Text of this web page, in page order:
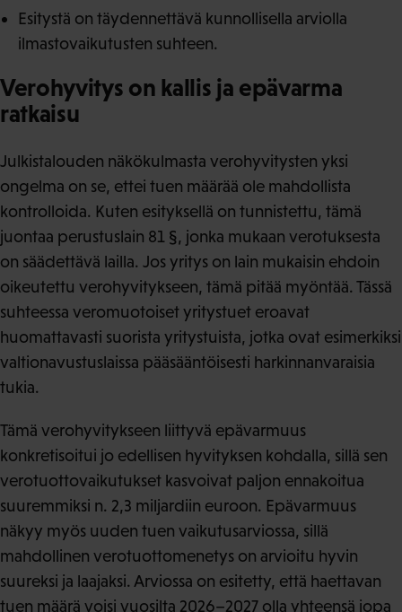
Esitystä on täydennettävä kunnollisella arviolla
ilmastovaikutusten suhteen.
Verohyvitys on kallis ja epävarma
ratkaisu
Julkistalouden näkökulmasta verohyvitysten yksi
ongelma on se, ettei tuen määrää ole mahdollista
kontrolloida. Kuten esityksellä on tunnistettu, tämä
juontaa perustuslain 81 §, jonka mukaan verotuksesta
on säädettävä lailla. Jos yritys on lain mukaisin ehdoin
oikeutettu verohyvitykseen, tämä pitää myöntää. Tässä
suhteessa veromuotoiset yritystuet eroavat
huomattavasti suorista yritystuista, jotka ovat esimerkiksi
valtionavustuslaissa pääsääntöisesti harkinnanvaraisia
tukia.
Tämä verohyvitykseen liittyvä epävarmuus
konkretisoitui jo edellisen hyvityksen kohdalla, sillä sen
verotuottovaikutukset kasvoivat paljon ennakoitua
suuremmiksi n. 2,3 miljardiin euroon. Epävarmuus
näkyy myös uuden tuen vaikutusarviossa, sillä
mahdollinen verotuottomenetys on arvioitu hyvin
suureksi ja laajaksi. Arviossa on esitetty, että haettavan
tuen määrä voisi vuosilta 2026–2027 olla yhteensä jopa